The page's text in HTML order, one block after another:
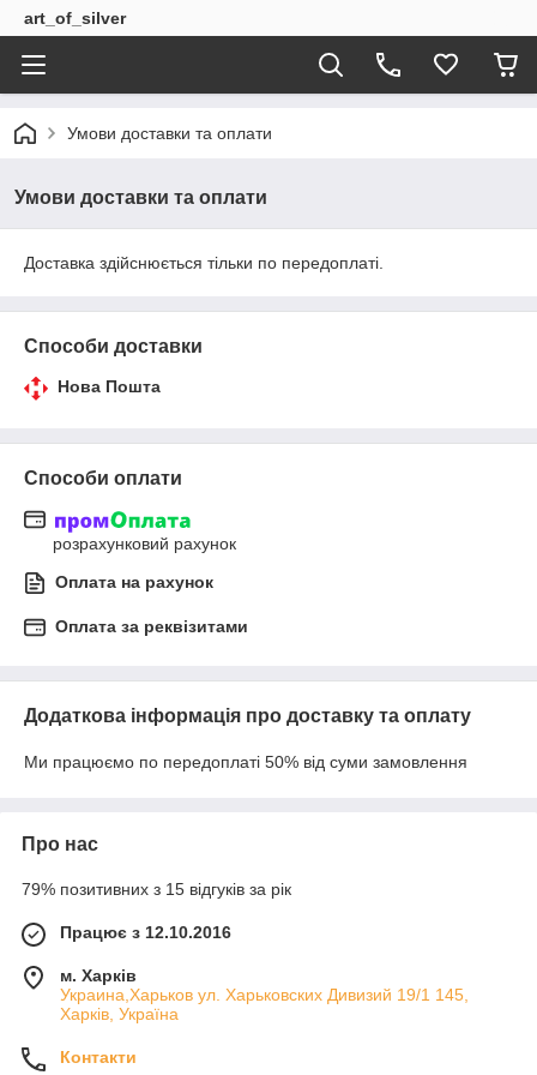
art_of_silver
Умови доставки та оплати
Умови доставки та оплати
Доставка здійснюється тільки по передоплаті.
Способи доставки
Нова Пошта
Способи оплати
розрахунковий рахунок
Оплата на рахунок
Оплата за реквізитами
Додаткова інформація про доставку та оплату
Ми працюємо по передоплаті 50% від суми замовлення
Про нас
79% позитивних з 15 відгуків за рік
Працює з 12.10.2016
м. Харків
Украина,Харьков ул. Харьковских Дивизий 19/1 145,
Харків, Україна
Контакти